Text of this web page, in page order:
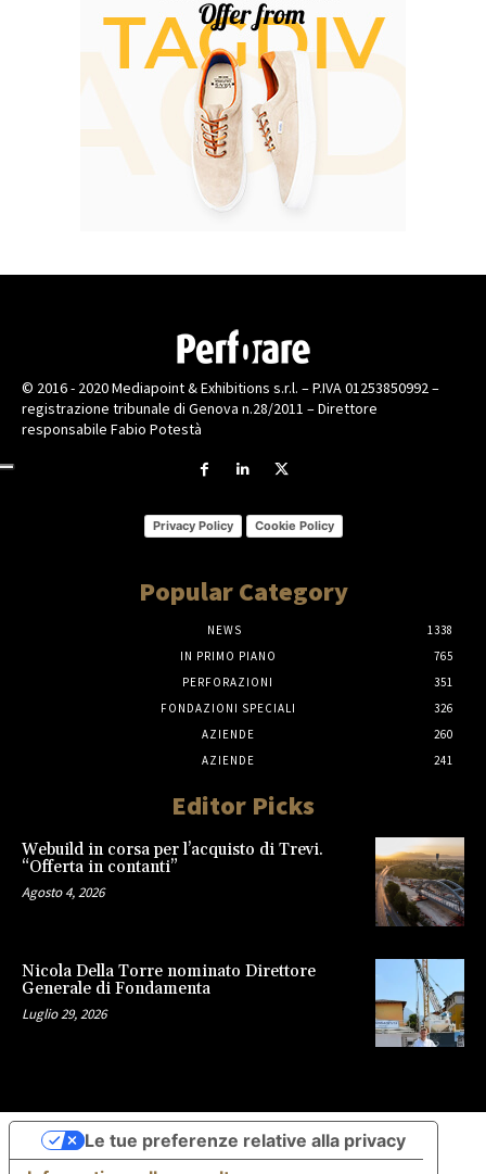
© 2016 - 2020 Mediapoint & Exhibitions s.r.l. – P.IVA 01253850992 –
registrazione tribunale di Genova n.28/2011 – Direttore
responsabile Fabio Potestà
Privacy Policy Cookie Policy
Popular Category
NEWS
1338
IN PRIMO PIANO
765
PERFORAZIONI
351
FONDAZIONI SPECIALI
326
AZIENDE
260
AZIENDE
241
Editor Picks
Webuild in corsa per l’acquisto di Trevi.
“Offerta in contanti”
Agosto 4, 2026
Nicola Della Torre nominato Direttore
Generale di Fondamenta
Luglio 29, 2026
Le tue preferenze relative alla privacy